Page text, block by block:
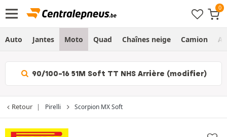
Auto Jantes Moto Quad Chaînes neige Camion
90/100-16 51M Soft TT NHS Arrière (modifier)
Retour Pirelli Scorpion MX Soft